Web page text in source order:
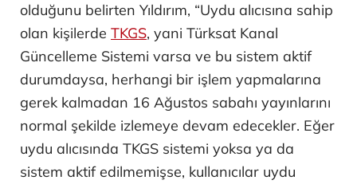
olduğunu belirten Yıldırım, “Uydu alıcısına sahip
olan kişilerde TKGS, yani Türksat Kanal
Güncelleme Sistemi varsa ve bu sistem aktif
durumdaysa, herhangi bir işlem yapmalarına
gerek kalmadan 16 Ağustos sabahı yayınlarını
normal şekilde izlemeye devam edecekler. Eğer
uydu alıcısında TKGS sistemi yoksa ya da
sistem aktif edilmemişse, kullanıcılar uydu